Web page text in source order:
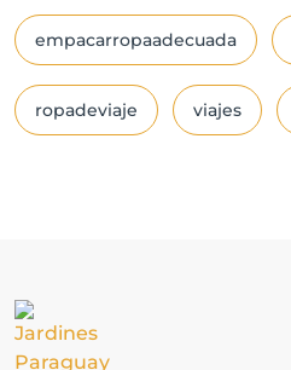
empacarropaadecuada
ropadeviaje viajes